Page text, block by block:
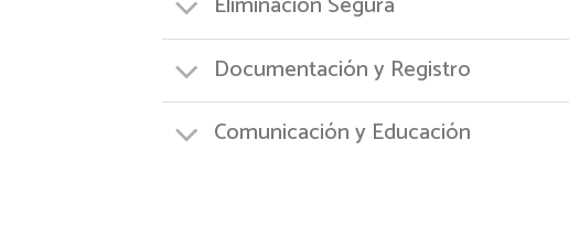
Documentación y Registro
Comunicación y Educación